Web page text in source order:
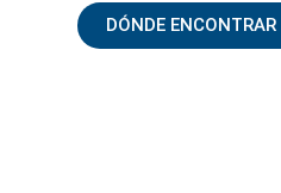
DÓNDE